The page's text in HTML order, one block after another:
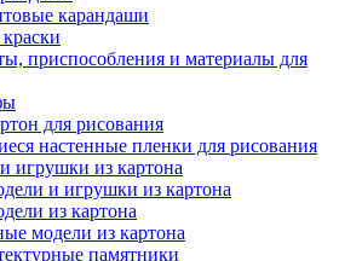
карандаши
приспособления и материалы для
для рисования
настенные пленки для рисования
игрушки из картона
и игрушки из картона
из картона
модели из картона
памятники